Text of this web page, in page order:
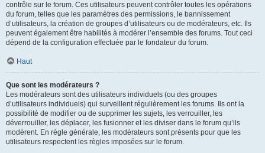
contrôle sur le forum. Ces utilisateurs peuvent contrôler toutes les opérations
du forum, telles que les paramètres des permissions, le bannissement
d’utilisateurs, la création de groupes d’utilisateurs ou de modérateurs, etc. Ils
peuvent également être habilités à modérer l’ensemble des forums. Tout ceci
dépend de la configuration effectuée par le fondateur du forum.
Haut
Que sont les modérateurs ?
Les modérateurs sont des utilisateurs individuels (ou des groupes
d’utilisateurs individuels) qui surveillent régulièrement les forums. Ils ont la
possibilité de modifier ou de supprimer les sujets, les verrouiller, les
déverrouiller, les déplacer, les fusionner et les diviser dans le forum qu’ils
modèrent. En règle générale, les modérateurs sont présents pour que les
utilisateurs respectent les règles imposées sur le forum.